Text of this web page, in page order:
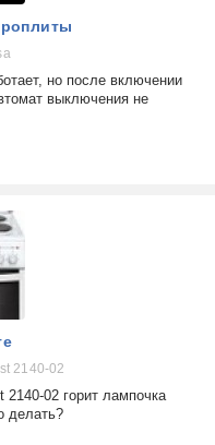
но после включении
выключения не
2140-02
02 горит лампочка
делать?